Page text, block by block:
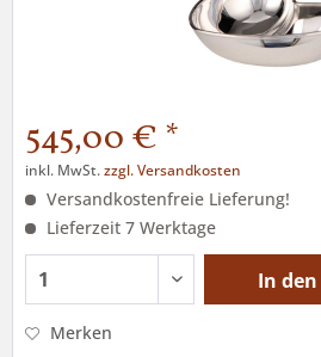
545,00 € *
inkl. MwSt.zzgl. Versandkosten
Versandkostenfreie Lieferung!
Lieferzeit 7 Werktage
In den
Merken